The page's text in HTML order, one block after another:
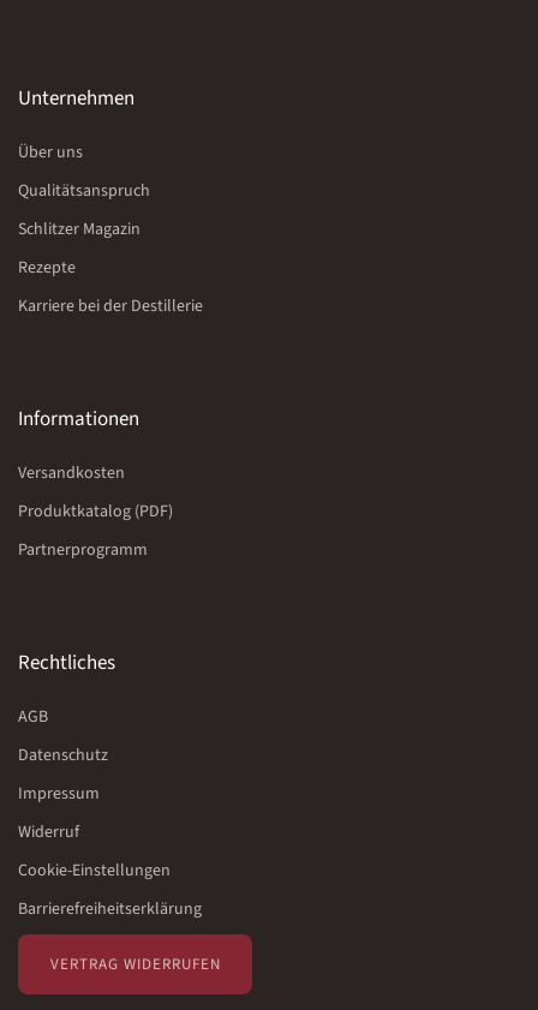
Unternehmen
Über uns
Qualitätsanspruch
Schlitzer Magazin
Rezepte
Karriere bei der Destillerie
Informationen
Versandkosten
Produktkatalog (PDF)
Partnerprogramm
Rechtliches
AGB
Datenschutz
Impressum
Widerruf
Cookie-Einstellungen
Barrierefreiheitserklärung
VERTRAG WIDERRUFEN